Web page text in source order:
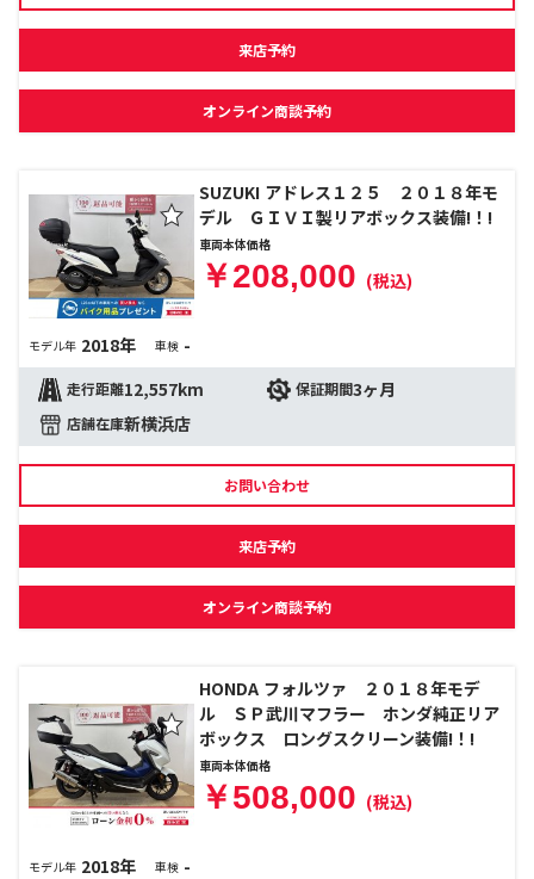
来店予約
オンライン商談予約
SUZUKI アドレス１２５ ２０１８年モ
デル ＧＩＶＩ製リアボックス装備!！!
車両本体価格
￥208,000 (税込)
モデル年 2018年 車検 -
走行距離12,557km 保証期間3ヶ月
店舗在庫新横浜店
お問い合わせ
来店予約
オンライン商談予約
HONDA フォルツァ ２０１８年モデ
ル ＳＰ武川マフラー ホンダ純正リア
ボックス ロングスクリーン装備!！!
車両本体価格
￥508,000 (税込)
モデル年 2018年 車検 -